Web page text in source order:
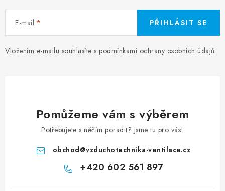
E-mail
Vložením e-mailu souhlasíte s podmínkami ochrany osobních údajů
PŘIHLÁSIT SE
Pomůžeme vám s výběrem
Potřebujete s něčím poradit? Jsme tu pro vás!
obchod@vzduchotechnika-ventilace.cz
+420 602 561 897